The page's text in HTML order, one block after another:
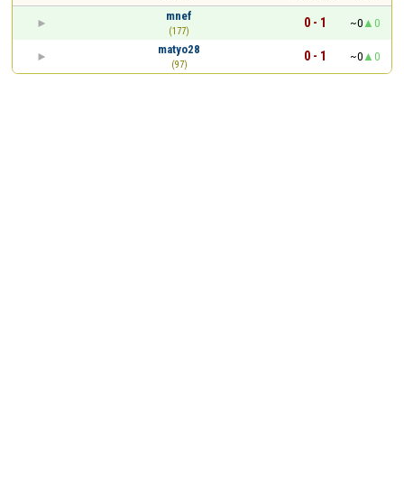
mnef
(177)
0 - 1 ~0
0
matyo28
(97)
0 - 1 ~0 0